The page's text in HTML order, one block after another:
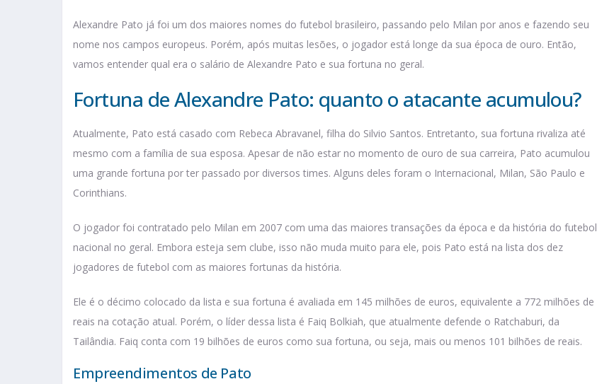
Alexandre Pato já foi um dos maiores nomes do futebol brasileiro, passando pelo Milan por anos e fazendo seu
nome nos campos europeus. Porém, após muitas lesões, o jogador está longe da sua época de ouro. Então,
vamos entender qual era o salário de Alexandre Pato e sua fortuna no geral.
Fortuna de Alexandre Pato: quanto o atacante acumulou?
Atualmente, Pato está casado com Rebeca Abravanel, filha do Silvio Santos. Entretanto, sua fortuna rivaliza até
mesmo com a família de sua esposa. Apesar de não estar no momento de ouro de sua carreira, Pato acumulou
uma grande fortuna por ter passado por diversos times. Alguns deles foram o Internacional, Milan, São Paulo e
Corinthians.
O jogador foi contratado pelo Milan em 2007 com uma das maiores transações da época e da história do futebol
nacional no geral. Embora esteja sem clube, isso não muda muito para ele, pois Pato está na lista dos dez
jogadores de futebol com as maiores fortunas da história.
Ele é o décimo colocado da lista e sua fortuna é avaliada em 145 milhões de euros, equivalente a 772 milhões de
reais na cotação atual. Porém, o líder dessa lista é Faiq Bolkiah, que atualmente defende o Ratchaburi, da
Tailândia. Faiq conta com 19 bilhões de euros como sua fortuna, ou seja, mais ou menos 101 bilhões de reais.
Empreendimentos de Pato